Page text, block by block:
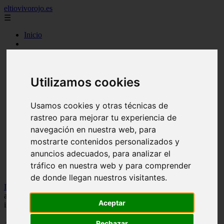
Utilizamos cookies
Usamos cookies y otras técnicas de
rastreo para mejorar tu experiencia de
navegación en nuestra web, para
mostrarte contenidos personalizados y
anuncios adecuados, para analizar el
tráfico en nuestra web y para comprender
de donde llegan nuestros visitantes.
Aceptar
eltiovivorojo.es
☰
Inicio
carnes
comidas
huevos
mariscos
postres
producto
reposteria
venezuela
verduras
Inicio
antiinflamatoria y antirresfriado que se hace con solo tres
ingredientes: "Muy buena para tu salud"